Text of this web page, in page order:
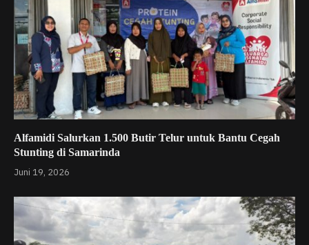
Alfamidi Salurkan 1.500 Butir Telur untuk Bantu Cegah
Stunting di Samarinda
Juni 19, 2026